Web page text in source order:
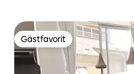
Gästfavorit
Gästfavorit